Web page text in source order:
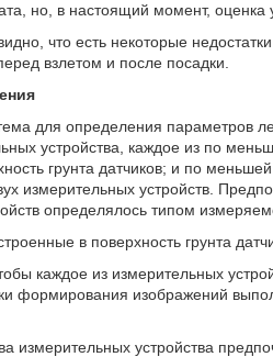
но, в настоящий момент,
что есть некоторые
взлетом и после посадки.
для определения параметров
устройства, каждое из по
грунта датчиков; и по
измерительных устройств.
определялось типом
в поверхность грунта
каждое из измерительных
формирования изображений
измерительных устройства